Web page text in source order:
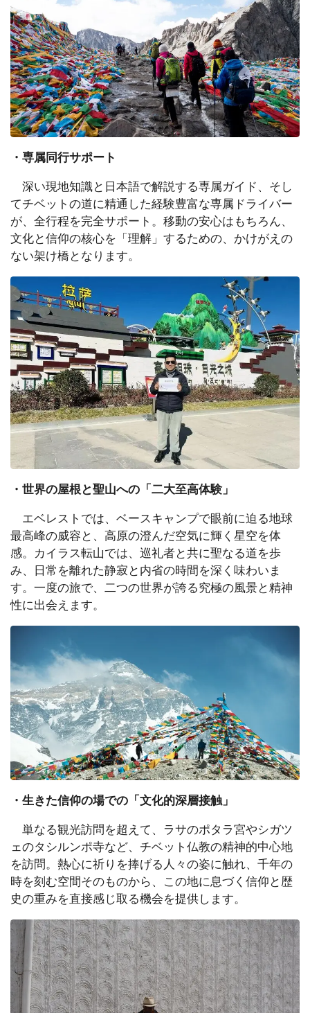
・専属同行サポート
深い現地知識と日本語で解説する専属ガイド、そし
てチベットの道に精通した経験豊富な専属ドライバー
が、全行程を完全サポート。移動の安心はもちろん、
文化と信仰の核心を「理解」するための、かけがえの
ない架け橋となります。
・ 世界の屋根と聖山への「二大至高体験」
エベレストでは、ベースキャンプで眼前に迫る地球
最高峰の威容と、高原の澄んだ空気に輝く星空を体
感。カイラス転山では、巡礼者と共に聖なる道を歩
み、日常を離れた静寂と内省の時間を深く味わいま
す。一度の旅で、二つの世界が誇る究極の風景と精神
性に出会えます。
・生きた信仰の場での「文化的深層接触」
単なる観光訪問を超えて、ラサのポタラ宮やシガツ
ェのタシルンポ寺など、チベット仏教の精神的中心地
を訪問。熱心に祈りを捧げる人々の姿に触れ、千年の
時を刻む空間そのものから、この地に息づく信仰と歴
史の重みを直接感じ取る機会を提供します。